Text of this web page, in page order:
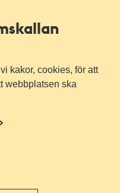
kakor, cookies, för att
webbplatsen ska